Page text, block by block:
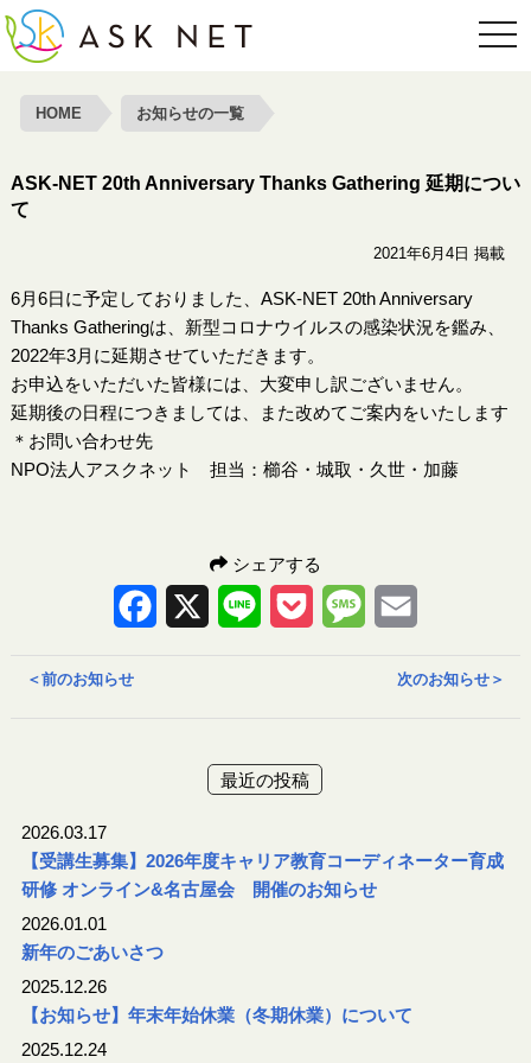
HOME お知らせの一覧
ASK-NET 20th Anniversary Thanks Gathering 延期につい
て
2021年6月4日 掲載
6月6日に予定しておりました、ASK-NET 20th Anniversary
Thanks Gatheringは、新型コロナウイルスの感染状況を鑑み、
2022年3月に延期させていただきます。
お申込をいただいた皆様には、大変申し訳ございません。
延期後の日程につきましては、また改めてご案内をいたします
＊お問い合わせ先
NPO法人アスクネット 担当：櫛谷・城取・久世・加藤
シェアする
Facebook Line Pocket Message
＜前のお知らせ 次のお知らせ ＞
最近の投稿
2026.03.17
【受講生募集】2026年度キャリア教育コーディネーター育成
研修 オンライン&名古屋会 開催のお知らせ
2026.01.01
新年のごあいさつ
2025.12.26
【お知らせ】年末年始休業（冬期休業）について
2025.12.24